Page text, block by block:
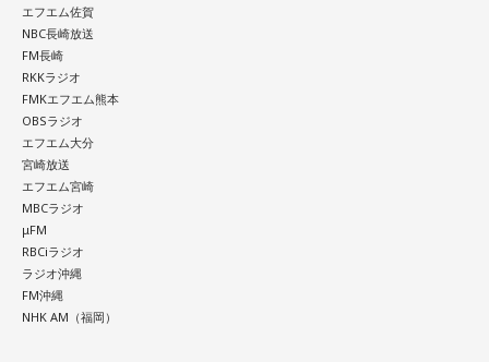
エフエム佐賀
NBC長崎放送
FM長崎
RKKラジオ
FMKエフエム熊本
OBSラジオ
エフエム大分
宮崎放送
エフエム宮崎
MBCラジオ
μFM
RBCiラジオ
ラジオ沖縄
FM沖縄
NHK AM（福岡）